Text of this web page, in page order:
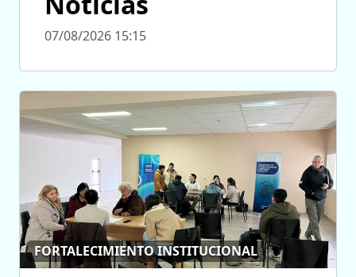
07/08/2026 15:15
FORTALECIMIENTO INSTITUCIONAL